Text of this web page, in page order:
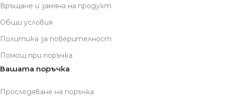
Връщане и замяна на продукт
Общи условия
Политика за поверителност
Помощ при поръчка
Вашата поръчка
Проследяване на поръчка